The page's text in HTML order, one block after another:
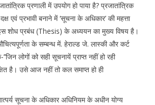
प्रणाली में उपयोग हो पाया है? प्रजातांत्रिक
एवं प्रभावी बनाने में ‘सूचना के अधिकार’ की महत्ता
शोध प्रबंध (Thesis) के अध्ययन का मुख्य विषय है।
के सम्बन्ध में. हेराल्ड जे. लास्की और कर्ट
लोगों को सही सूचनायें प्राप्त नहीं हो रही
है। उसे आज नहीं तो कल समाप्त हो ही
सूचना के अधिकार अधिनियम के अधीन योग्य